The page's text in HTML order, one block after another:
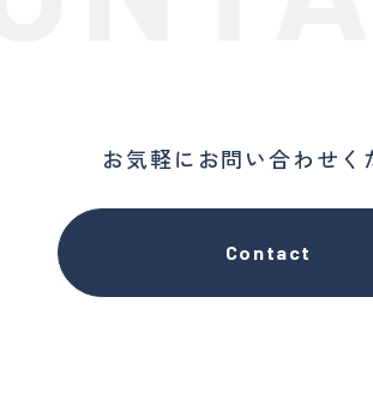
お気軽にお問い合わせく
Contact